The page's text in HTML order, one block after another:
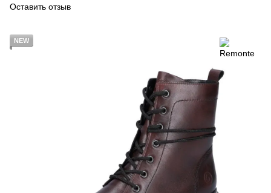
Оставить отзыв
NEW